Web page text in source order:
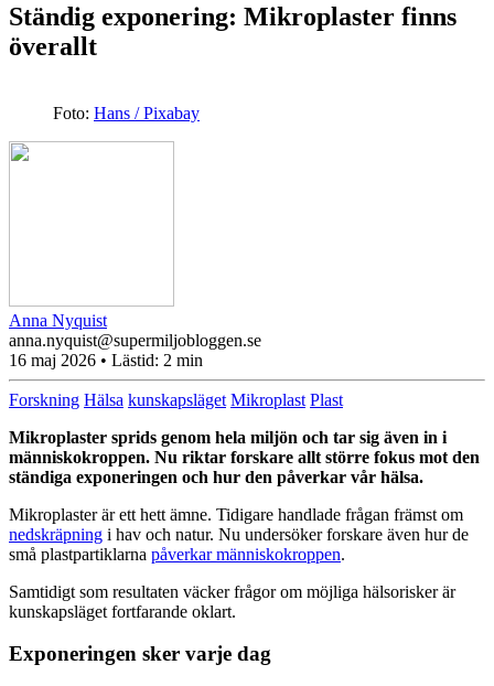
Ständig exponering: Mikroplaster finns
överallt
Foto: Hans / Pixabay
Anna Nyquist
anna.nyquist@supermiljobloggen.se
16 maj 2026 • Lästid: 2 min
Forskning Hälsa kunskapsläget Mikroplast Plast
Mikroplaster sprids genom hela miljön och tar sig även in i
människokroppen. Nu riktar forskare allt större fokus mot den
ständiga exponeringen och hur den påverkar vår hälsa.
Mikroplaster är ett hett ämne. Tidigare handlade frågan främst om
nedskräpning i hav och natur. Nu undersöker forskare även hur de
små plastpartiklarna påverkar människokroppen.
Samtidigt som resultaten väcker frågor om möjliga hälsorisker är
kunskapsläget fortfarande oklart.
Exponeringen sker varje dag